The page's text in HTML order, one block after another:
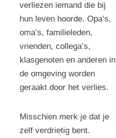
verliezen iemand die bij
hun leven hoorde. Opa’s,
oma’s, familieleden,
vrienden, collega’s,
klasgenoten en anderen in
de omgeving worden
geraakt door het verlies.
Misschien merk je dat je
zelf verdrietig bent.